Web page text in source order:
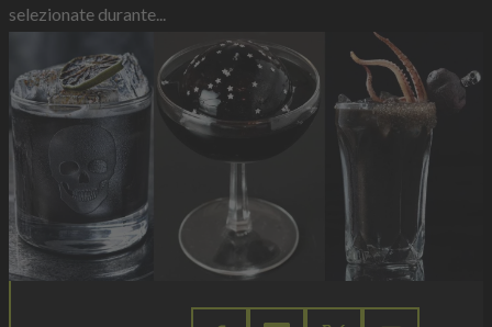
selezionate durante...